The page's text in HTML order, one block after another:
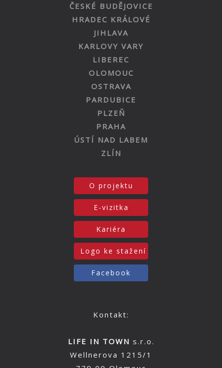
ČESKÉ BUDĚJOVICE
HRADEC KRÁLOVÉ
JIHLAVA
KARLOVY VARY
LIBEREC
OLOMOUC
OSTRAVA
PARDUBICE
PLZEŇ
PRAHA
ÚSTÍ NAD LABEM
ZLÍN
O projektu
E-vizitka
Kariéra
Logo ke stažení
Facebook
Kontakt:
LIFE IN TOWN s.r.o.
Wellnerova 1215/1